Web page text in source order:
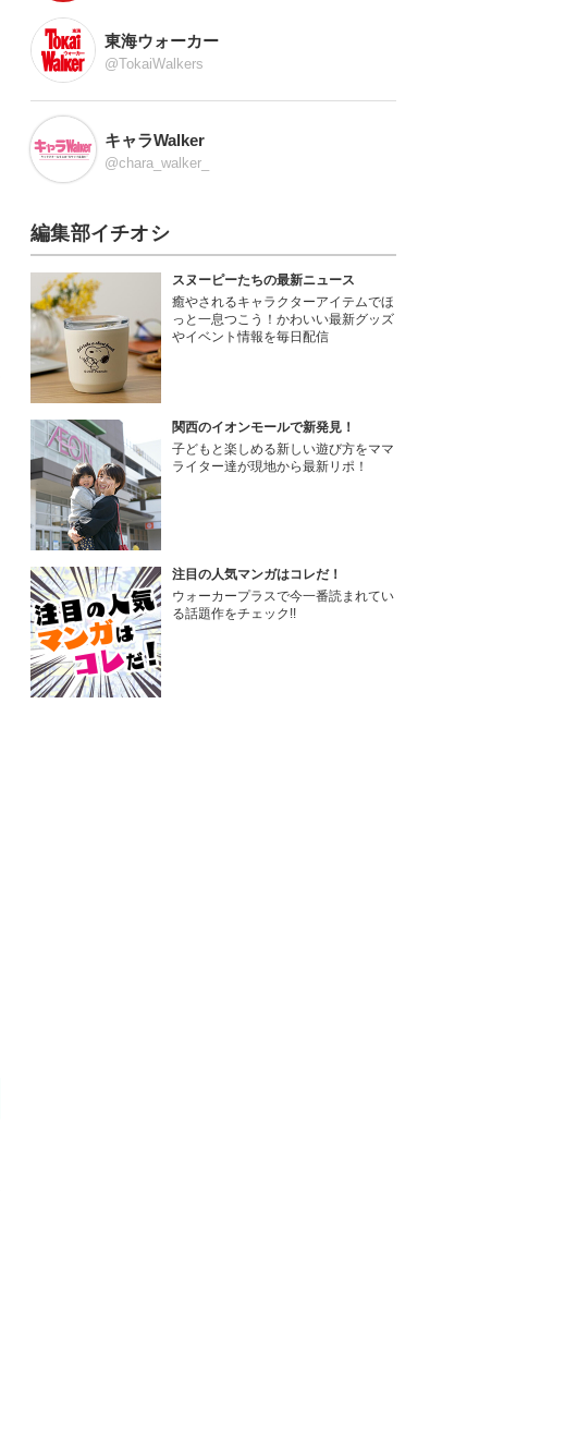
東海ウォーカー
@TokaiWalkers
キャラWalker
@chara_walker_
編集部イチオシ
スヌーピーたちの最新ニュース
癒やされるキャラクターアイテムでほ
っと一息つこう！かわいい最新グッズ
やイベント情報を毎日配信
関西のイオンモールで新発見！
子どもと楽しめる新しい遊び方をママ
ライター達が現地から最新リポ！
注目の人気マンガはコレだ！
ウォーカープラスで今一番読まれてい
る話題作をチェック!!